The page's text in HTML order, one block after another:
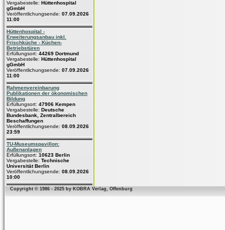
Vergabestelle: Hüttenhospital
gGmbH
Veröffentlichungsende: 07.09.2026
11:00
Hüttenhospital -
Erweiterungsanbau inkl.
Frischküche - Küchen-
Betriebstüren
Erfüllungsort: 44269 Dortmund
Vergabestelle: Hüttenhospital
gGmbH
Veröffentlichungsende: 07.09.2026
11:00
Rahmenvereinbarung
Publikationen der ökonomischen
Bildung
Erfüllungsort: 47906 Kempen
Vergabestelle: Deutsche
Bundesbank, Zentralbereich
Beschaffungen
Veröffentlichungsende: 08.09.2026
23:59
TU-Museumspavillon:
Außenanlagen
Erfüllungsort: 10623 Berlin
Vergabestelle: Technische
Universität Berlin
Veröffentlichungsende: 08.09.2026
10:00
Copyright © 1986 - 2025 by KOBRA Verlag, Offenburg